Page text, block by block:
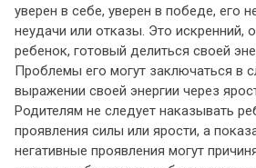
уверен в себе, уверен в победе, его
неудачи или отказы. Это
ребенок, готовый делиться своей
Проблемы его могут заключаться в
выражении своей энергии через
Родителям не следует наказывать
проявления силы или ярости, а
негативные проявления могут